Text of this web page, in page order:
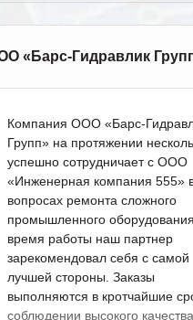
«Барс-Гидравлик
Компания ООО «Барс-
Групп» на протяжении
успешно сотрудничает с ООО
«Инженерная компания 555»
вопросах ремонта сложного
промышленного
время работы наш партнер
зарекомендовал себя с самой
лучшей стороны. Заказы
выполняются в кротчайшие
соблюдении высокого